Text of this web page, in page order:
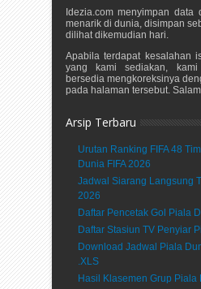
Idezia.com menyimpan data
menarik di dunia, disimpan
dilihat dikemudian hari.
Apabila terdapat kesalahan
yang kami sediakan, kami
bersedia mengkoreksinya
pada halaman tersebut.
Arsip Terbaru
Urutan Ranking FIFA 48
Dunia FIFA 2026
Jadwal Siarang Langsung
2026
Daftar Pencetak Gol Piala
Daftar Stasiun TV Penyiar
Download Jadwal Piala
.XLS
Hasil Klasemen Grup Piala